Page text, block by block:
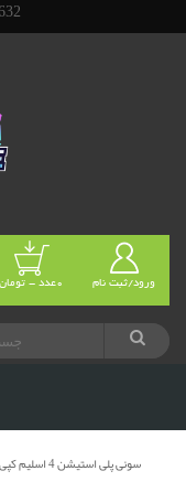
ورود/ثبت نام 0عدد - تومان
سونی پلی استیشن 4 اسلیم کپی خور 1 ترابایت